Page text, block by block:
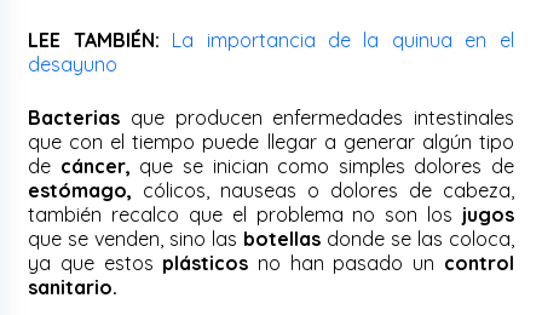
LEE TAMBIÉN: La importancia de la quinua en el
desayuno
Bacterias que producen enfermedades intestinales
que con el tiempo puede llegar a generar algún tipo
de cáncer, que se inician como simples dolores de
estómago, cólicos, nauseas o dolores de cabeza,
también recalco que el problema no son los jugos
que se venden, sino las botellasdonde se las coloca,
ya que estos plásticos no han pasado un control
sanitario.